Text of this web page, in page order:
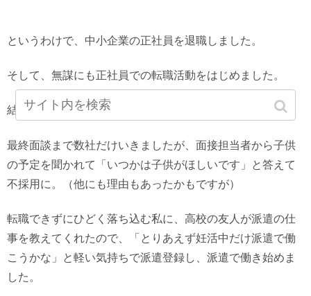
というわけで、中小企業の正社員を退職しました。
そして、無謀にも正社員での転職活動をはじめました。
結果は、11連敗。
最終面談まで数社だけいきましたが、面接担当者から子供
の予定を聞かれて「いつかは子供がほしいです」と答えて
不採用に。（他にも理由もあったかもですが）
転職できずにひどく落ち込む私に、高校の友人が派遣の仕
事を教えてくれたので、「とりあえず妊活中だけ派遣で働
こうかな」と軽い気持ちで派遣登録し、派遣で働き始めま
した。